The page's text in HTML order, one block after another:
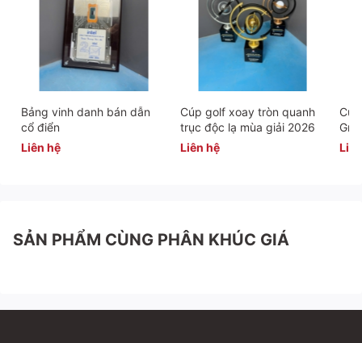
Bảng vinh danh bán dẫn
cổ điển
Liên hệ
Cúp golf xoay tròn quanh
trục độc lạ mùa giải 2026
Liên hệ
SẢN PHẨM CÙNG PHÂN KHÚC GIÁ